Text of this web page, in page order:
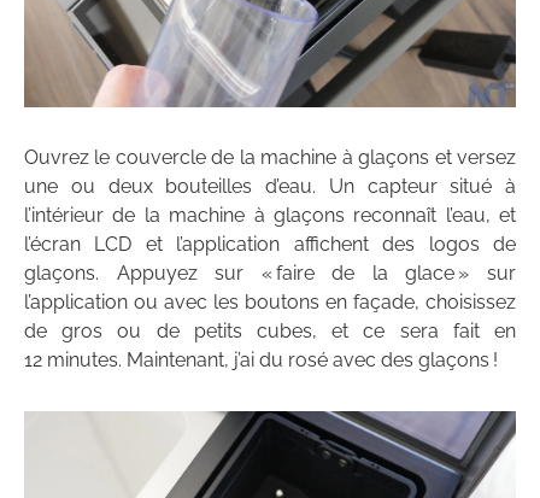
Ouvrez le couvercle de la machine à glaçons et versez
une ou deux bouteilles d’eau. Un capteur situé à
l’intérieur de la machine à glaçons reconnaît l’eau, et
l’écran LCD et l’application affichent des logos de
glaçons. Appuyez sur « faire de la glace » sur
l’application ou avec les boutons en façade, choisissez
de gros ou de petits cubes, et ce sera fait en
12 minutes. Maintenant, j’ai du rosé avec des glaçons !